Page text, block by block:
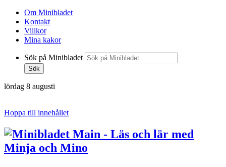
Om Minibladet
Kontakt
Villkor
Mina kakor
Sök på Minibladet
Sök
lördag 8 augusti
Hoppa till innehållet